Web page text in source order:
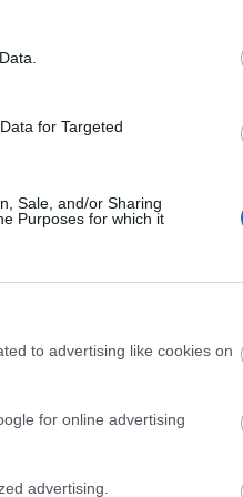
for Targeted
Sale, and/or Sharing
Purposes for which it
to advertising like cookies on
for online advertising
advertising.
Így
Így
Tovább